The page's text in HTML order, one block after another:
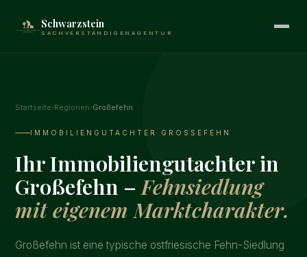
Schwarzstein
SACHVERSTÄNDIGENAGENTUR
Startseite›Regionen›Großefehn
IMMOBILIENGUTACHTER GROSSEFEHN
Ihr Immobiliengutachter in
Großefehn –Fehnsiedlung
mit eigenem Marktcharakter.
Großefehn ist eine typische ostfriesische Fehn-Siedlung